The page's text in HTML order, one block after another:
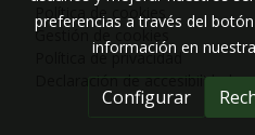
Política de cookies
Gestión de cookies
Política de privacidad
Declaración de accesibilidad
preferencias a través del
información en nuestra
Configurar